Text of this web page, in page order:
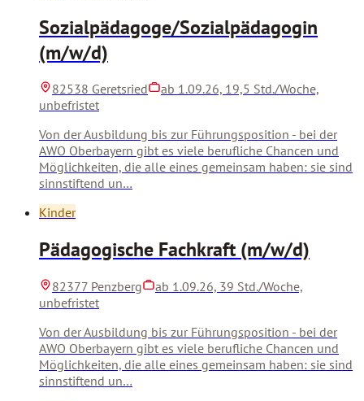
Sozialpädagoge/Sozialpädagogin
(m/w/d)
82538 Geretsried
ab 1.09.26, 19,5 Std./Woche,
unbefristet
Von der Ausbildung bis zur Führungsposition - bei der
AWO Oberbayern gibt es viele berufliche Chancen und
Möglichkeiten, die alle eines gemeinsam haben: sie sind
sinnstiftend un…
Kinder
Pädagogische Fachkraft (m/w/d)
82377 Penzberg
ab 1.09.26, 39 Std./Woche,
unbefristet
Von der Ausbildung bis zur Führungsposition - bei der
AWO Oberbayern gibt es viele berufliche Chancen und
Möglichkeiten, die alle eines gemeinsam haben: sie sind
sinnstiftend un…